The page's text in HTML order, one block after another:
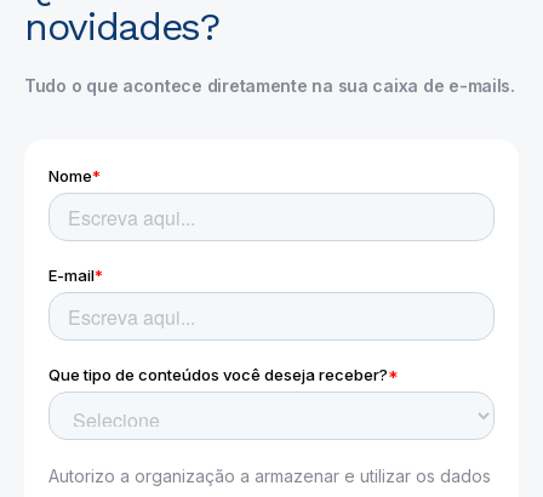
novidades?
Tudo o que acontece diretamente na sua caixa de e-mails.